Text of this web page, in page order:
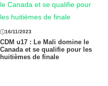
16/11/2023
CDM u17 : Le Mali domine le
Canada et se qualifie pour les
huitièmes de finale